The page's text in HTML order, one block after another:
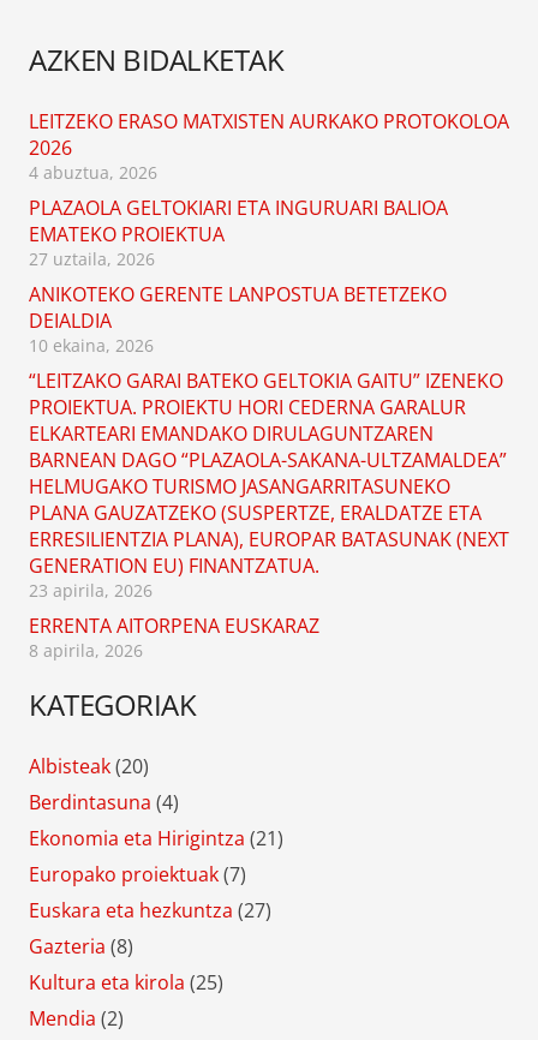
AZKEN BIDALKETAK
LEITZEKO ERASO MATXISTEN AURKAKO PROTOKOLOA
2026
4 abuztua, 2026
PLAZAOLA GELTOKIARI ETA INGURUARI BALIOA
EMATEKO PROIEKTUA
27 uztaila, 2026
ANIKOTEKO GERENTE LANPOSTUA BETETZEKO
DEIALDIA
10 ekaina, 2026
“LEITZAKO GARAI BATEKO GELTOKIA GAITU” IZENEKO
PROIEKTUA. PROIEKTU HORI CEDERNA GARALUR
ELKARTEARI EMANDAKO DIRULAGUNTZAREN
BARNEAN DAGO “PLAZAOLA-SAKANA-ULTZAMALDEA”
HELMUGAKO TURISMO JASANGARRITASUNEKO
PLANA GAUZATZEKO (SUSPERTZE, ERALDATZE ETA
ERRESILIENTZIA PLANA), EUROPAR BATASUNAK (NEXT
GENERATION EU) FINANTZATUA.
23 apirila, 2026
ERRENTA AITORPENA EUSKARAZ
8 apirila, 2026
KATEGORIAK
Albisteak(20)
Berdintasuna (4)
Ekonomia eta Hirigintza (21)
Europako proiektuak(7)
Euskara eta hezkuntza (27)
Gazteria (8)
Kultura eta kirola (25)
Mendia (2)